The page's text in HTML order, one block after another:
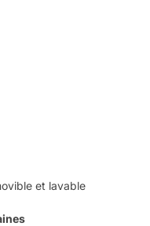
et lavable